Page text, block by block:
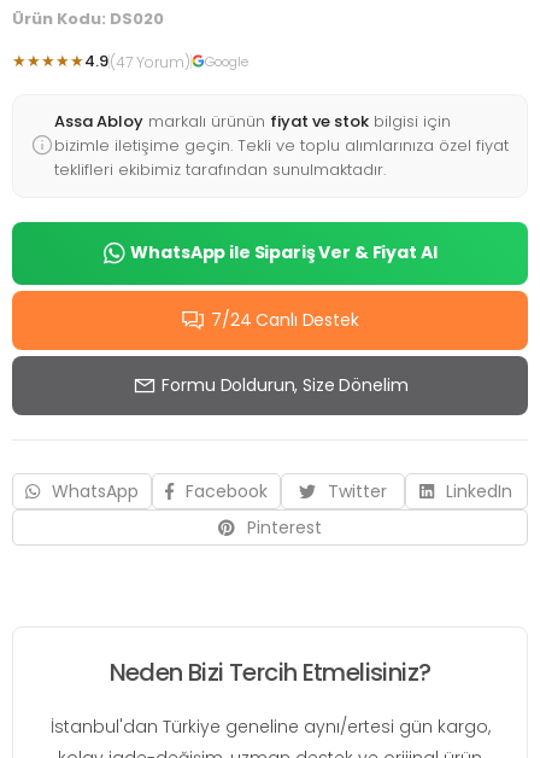
Ürün Kodu: DS020
★★★★★4.9(47 Yorum) Google
Assa Abloy markalı ürünün fiyat ve stok bilgisi için
bizimle iletişime geçin. Tekli ve toplu alımlarınıza özel fiyat
teklifleri ekibimiz tarafından sunulmaktadır.
WhatsApp ile Sipariş Ver & Fiyat Al
7/24 Canlı Destek
Formu Doldurun, Size Dönelim
WhatsApp Facebook Twitter
LinkedIn
Pinterest
Neden Bizi Tercih Etmelisiniz?
İstanbul'dan Türkiye geneline aynı/ertesi gün kargo,